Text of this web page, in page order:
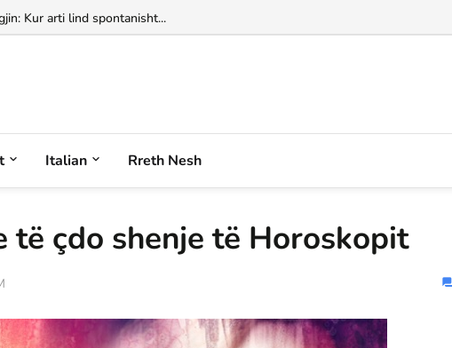
Kur arti lind spontanisht...
Italian Rreth Nesh
të çdo shenje të Horoskopit